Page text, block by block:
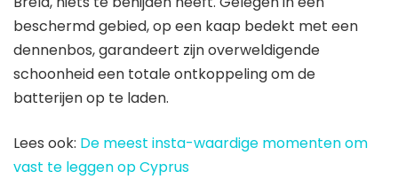
beschermd gebied, op een kaap bedekt met een
dennenbos, garandeert zijn overweldigende
schoonheid een totale ontkoppeling om de
batterijen op te laden.
Lees ook: De meest insta-waardige momenten om
vast te leggen op Cyprus